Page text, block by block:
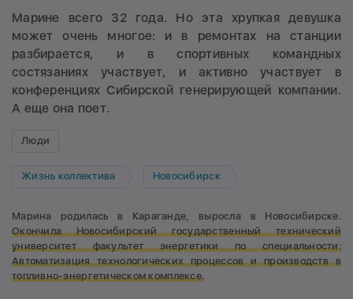
Марине всего 32 года. Но эта хрупкая девушка
может очень многое: и в ремонтах на станции
разбирается, и в спортивных командных
состязаниях участвует, и активно участвует в
конференциях Сибирской генерирующей компании.
А еще она поет.
Люди
Жизнь коллектива Новосибирск
Марина родилась в Караганде, выросла в Новосибирске.
Окончила Новосибирский государственный технический
университет факультет энергетики по специальности:
Автоматизация технологических процессов и производств в
топливно-энергетическом комплексе.